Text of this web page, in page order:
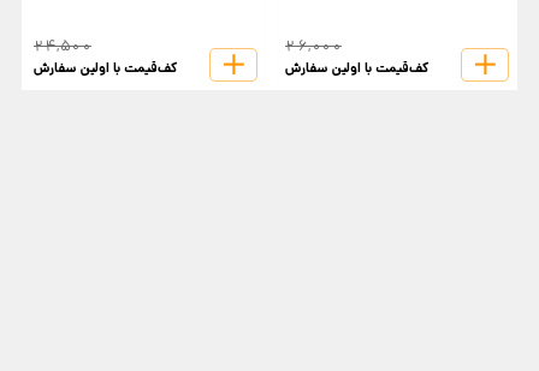
26,000
کف‌قیمت با اولین سفارش
24,500
کف‌قیمت با اولین سفارش